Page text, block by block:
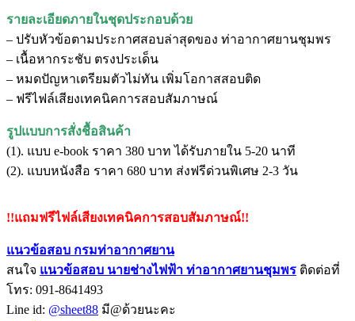
รายละเอียดภายในชุดประกอบด้วย
– ปรับหัวข้อตามประกาศสอบล่าสุดของ ท่าอากาศยานชุมพร
– เนื้อหากระชับ ตรงประเด็น
– หมดปัญหาเตรียมตัวไม่ทัน เพิ่มโอกาสสอบติด
– ฟรีไฟล์เสียงเทคนิคการสอบสัมภาษณ์
รูปแบบการสั่งชื้อสินค้า
(1). แบบ e-book ราคา 380 บาท ได้รับภายใน 5-20 นาที
(2). แบบหนังสือ ราคา 680 บาท ส่งฟรีด่วนพิเศษ 2-3 วัน
!!แถมฟรีไฟล์เสียงเทคนิคการสอบสัมภาษณ์!!
แนวข้อสอบ กรมท่าอากาศยาน
สนใจ แนวข้อสอบ นายช่างไฟฟ้า ท่าอากาศยานชุมพร ติดต่อที่
โทร: 091-8641493
Line id: @sheet88 มี@ด้วยนะคะ